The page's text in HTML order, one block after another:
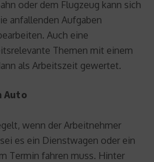
oder dem Flugzeug kann sich
anfallenden Aufgaben
Auch eine
Themen mit einem
als Arbeitszeit gewertet.
Auto
wenn der Arbeitnehmer
es ein Dienstwagen oder ein
Termin fahren muss. Hinter